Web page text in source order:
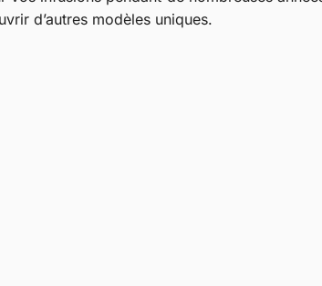
d’autres modèles uniques.